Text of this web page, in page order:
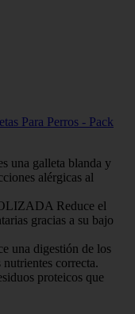
Para Perros - Pack
una galleta blanda y
alérgicas al
Reduce el
gracias a su bajo
una digestión de los
correcta.
proteicos que